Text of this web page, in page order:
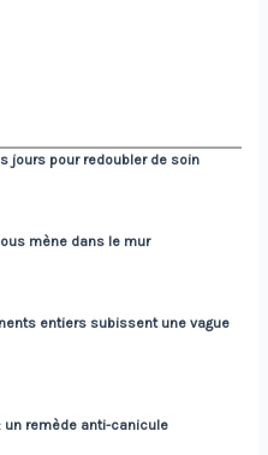
jours pour redoubler de soin
mène dans le mur
entiers subissent une vague
un remède anti-canicule